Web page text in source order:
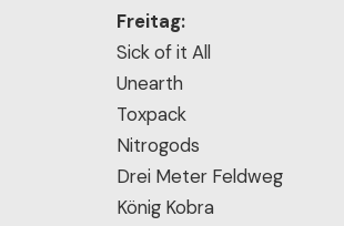
Freitag:
Sick of it All
Unearth
Toxpack
Nitrogods
Drei Meter Feldweg
König Kobra